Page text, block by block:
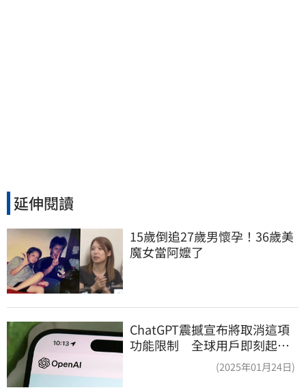
延伸閱讀
15歲倒追27歲男懷孕！36歲美
魔女當阿嬤了
ChatGPT震撼宣布將取消這項
功能限制 全球用戶即刻起
(2025年01月24日)